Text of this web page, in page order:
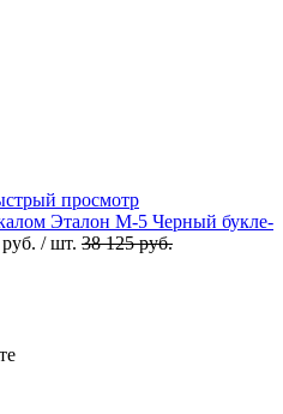
просмотр
Эталон М-5 Черный букле-
/ шт. 38 125 руб.